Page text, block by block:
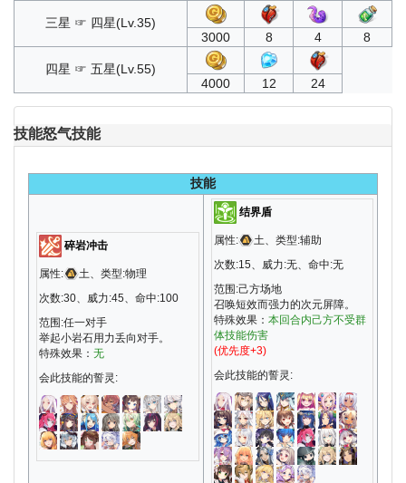
三星 ☞ 四星(Lv.35)
3000
8 4 8
四星 ☞ 五星(Lv.55)
4000
12 24
技能怒气技能
技能
碎岩冲击
属性:
土、类型:物理
次数:30、威力:45、命中:100
范围:任一对手
举起小岩石用力丢向对手。
特殊效果： 无
会此技能的誓灵:
结界盾
属性:
土、类型:辅助
次数:15、威力:无、命中:无
范围:己方场地
召唤短效而强力的次元屏障。
特殊效果： 本回合内己方不受群
体技能伤害
(优先度+3)
会此技能的誓灵: